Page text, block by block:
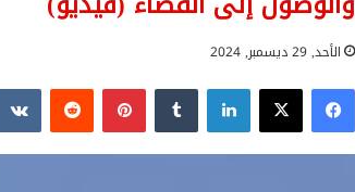
الأحد, 29 ديسمبر, 2024
فيسبوك‫X لينكدإن بينتيريست